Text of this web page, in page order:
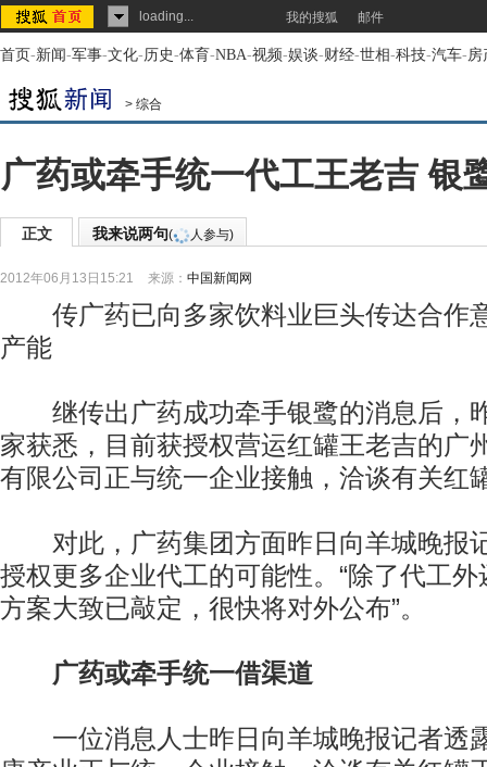
loading... 我的搜狐 邮件
首页-新闻-军事-文化-历史-体育-NBA-视频-娱谈-财经-世相-科技-汽车-房
> 综合
广药或牵手统一代工王老吉 银
正文 我来说两句( 人参与)
2012年06月13日15:21 来源： 中国新闻网
传广药已向多家饮料业巨头传达合作
产能
继传出广药成功牵手银鹭的消息后，
家获悉，目前获授权营运红罐王老吉的广
有限公司正与统一企业接触，洽谈有关红
对此，广药集团方面昨日向羊城晚报
授权更多企业代工的可能性。“除了代工
方案大致已敲定，很快将对外公布”。
广药或牵手统一借渠道
一位消息人士昨日向羊城晚报记者透